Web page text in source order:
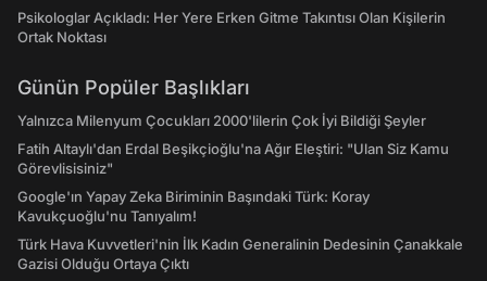
Psikologlar Açıkladı: Her Yere Erken Gitme Takıntısı Olan Kişilerin
Ortak Noktası
Günün Popüler Başlıkları
Yalnızca Milenyum Çocukları 2000'lilerin Çok İyi Bildiği Şeyler
Fatih Altaylı'dan Erdal Beşikçioğlu'na Ağır Eleştiri: "Ulan Siz Kamu
Görevlisisiniz"
Google'ın Yapay Zeka Biriminin Başındaki Türk: Koray
Kavukçuoğlu'nu Tanıyalım!
Türk Hava Kuvvetleri'nin İlk Kadın Generalinin Dedesinin Çanakkale
Gazisi Olduğu Ortaya Çıktı